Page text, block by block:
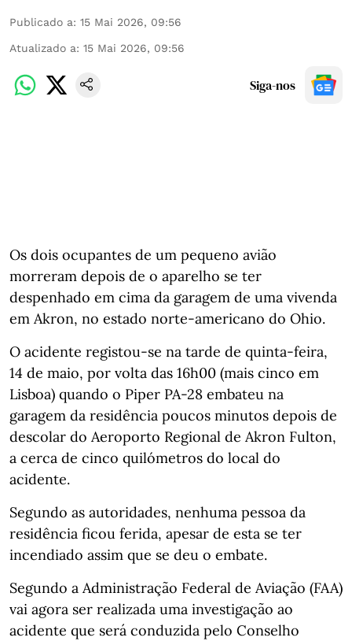
Publicado a: 15 Mai 2026, 09:56
Atualizado a: 15 Mai 2026, 09:56
Siga-nos
Os dois ocupantes de um pequeno avião
morreram depois de o aparelho se ter
despenhado em cima da garagem de uma vivenda
em Akron, no estado norte-americano do Ohio.
O acidente registou-se na tarde de quinta-feira,
14 de maio, por volta das 16h00 (mais cinco em
Lisboa) quando o Piper PA-28 embateu na
garagem da residência poucos minutos depois de
descolar do Aeroporto Regional de Akron Fulton,
a cerca de cinco quilómetros do local do
acidente.
Segundo as autoridades, nenhuma pessoa da
residência ficou ferida, apesar de esta se ter
incendiado assim que se deu o embate.
Segundo a Administração Federal de Aviação (FAA)
vai agora ser realizada uma investigação ao
acidente que será conduzida pelo Conselho